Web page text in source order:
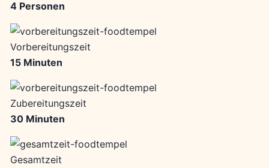
4 Personen
Vorbereitungszeit
15 Minuten
Zubereitungszeit
30 Minuten
Gesamtzeit